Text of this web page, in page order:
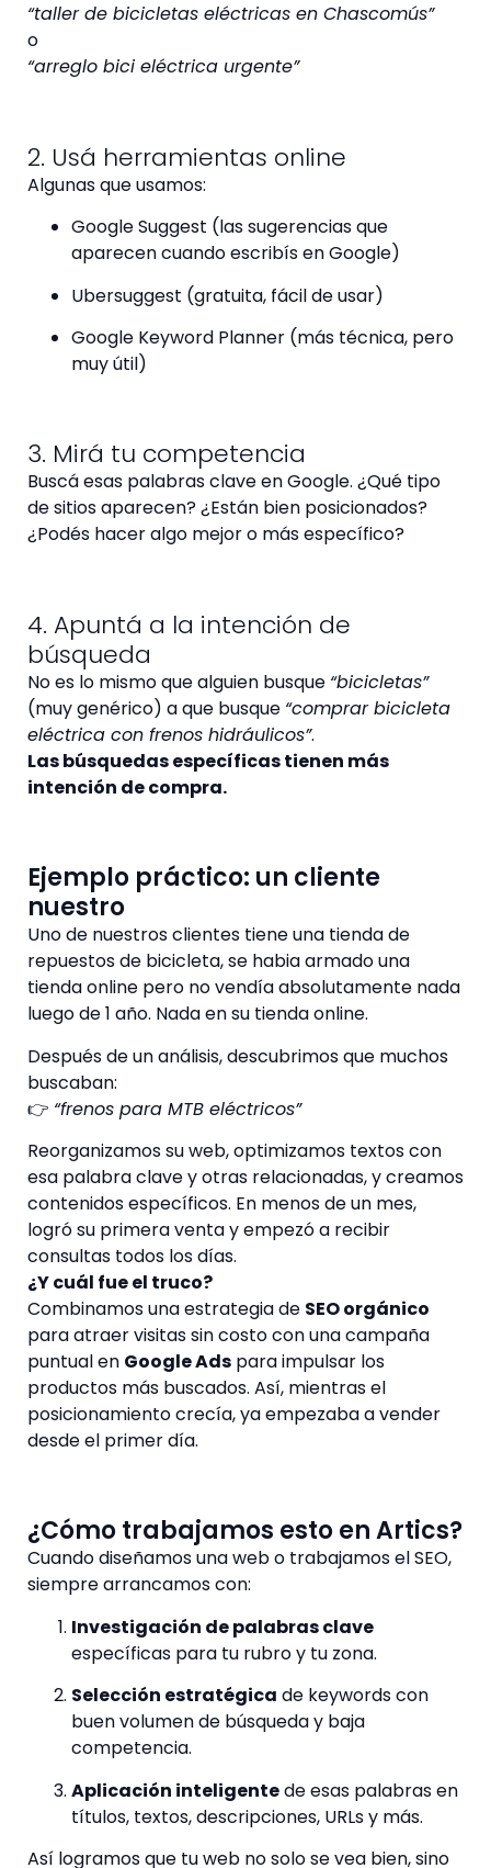
“taller de bicicletas eléctricas en Chascomús”
o
“arreglo bici eléctrica urgente”
2. Usá herramientas online
Algunas que usamos:
Google Suggest (las sugerencias que
aparecen cuando escribís en Google)
Ubersuggest (gratuita, fácil de usar)
Google Keyword Planner (más técnica, pero
muy útil)
3. Mirá tu competencia
Buscá esas palabras clave en Google. ¿Qué tipo
de sitios aparecen? ¿Están bien posicionados?
¿Podés hacer algo mejor o más específico?
4. Apuntá a la intención de
búsqueda
No es lo mismo que alguien busque “bicicletas”
(muy genérico) a que busque “comprar bicicleta
eléctrica con frenos hidráulicos”.
Las búsquedas específicas tienen más
intención de compra.
Ejemplo práctico: un cliente
nuestro
Uno de nuestros clientes tiene una tienda de
repuestos de bicicleta, se habia armado una
tienda online pero no vendía absolutamente nada
luego de 1 año. Nada en su tienda online.
Después de un análisis, descubrimos que muchos
buscaban:
👉 “frenos para MTB eléctricos”
Reorganizamos su web, optimizamos textos con
esa palabra clave y otras relacionadas, y creamos
contenidos específicos. En menos de un mes,
logró su primera venta y empezó a recibir
consultas todos los días.
¿Y cuál fue el truco?
Combinamos una estrategia de SEO orgánico
para atraer visitas sin costo con una campaña
puntual en Google Ads para impulsar los
productos más buscados. Así, mientras el
posicionamiento crecía, ya empezaba a vender
desde el primer día.
¿Cómo trabajamos esto en Artics?
Cuando diseñamos una web o trabajamos el SEO,
siempre arrancamos con:
Investigación de palabras clave
específicas para tu rubro y tu zona.
Selección estratégica de keywords con
buen volumen de búsqueda y baja
competencia.
Aplicación inteligentede esas palabras en
títulos, textos, descripciones, URLs y más.
Así logramos que tu web no solo se vea bien, sino